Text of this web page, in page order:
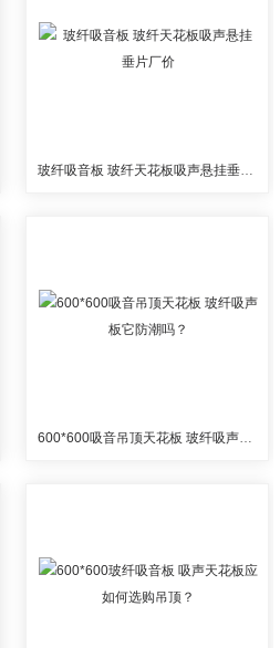
玻纤吸音板 玻纤天花板吸声悬挂垂片厂价
600*600吸音吊顶天花板 玻纤吸声板它防潮吗？